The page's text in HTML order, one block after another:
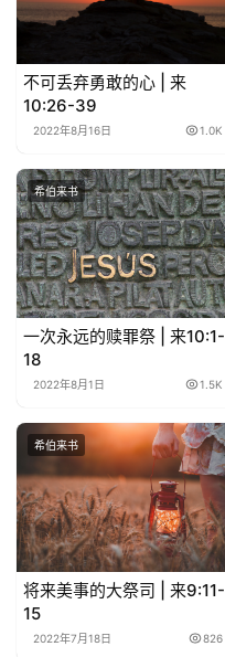
神
研
究
按
卷
查
经
热
点
回
应
关
于
我
们
不可丢弃勇敢的心 | 来
10:26-39
2022年8月16日
1.0K
希伯来书
一次永远的赎罪祭 | 来10:1-
18
2022年8月1日 1.5K
希伯来书
将来美事的大祭司 | 来9:11-
15
2022年7月18日 826